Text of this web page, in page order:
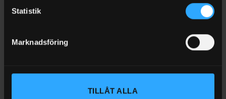
Statistik
Marknadsföring
TILLÅT ALLA
25mm sugslang med backventil och 1″ invändig gänga för
Avluftningsventil
Passar tillCube Slimline 2000 liter